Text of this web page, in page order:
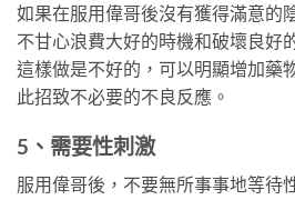
如果在服用偉哥後沒有獲得滿意的
不甘心浪費大好的時機和破壞良好
這樣做是不好的，可以明顯增加藥
此招致不必要的不良反應。
5、需要性刺激
服用偉哥後，不要無所事事地等待